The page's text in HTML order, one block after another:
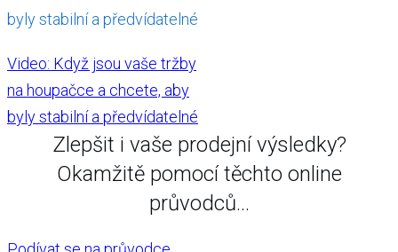
byly stabilní a předvídatelné
Video: Když jsou vaše tržby
na houpačce a chcete, aby
byly stabilní a předvídatelné
Zlepšit i vaše prodejní výsledky?
Okamžitě pomocí těchto online
průvodců...